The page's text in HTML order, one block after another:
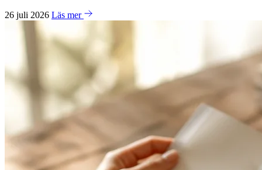
26 juli 2026 Läs mer